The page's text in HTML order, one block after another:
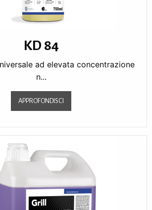
KD 84
ad elevata concentrazione
n...
APPROFONDISCI